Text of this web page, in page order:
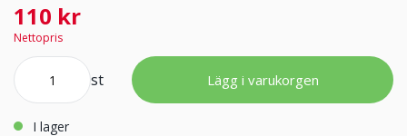
110 kr
Nettopris
st Lägg i varukorgen
i lager